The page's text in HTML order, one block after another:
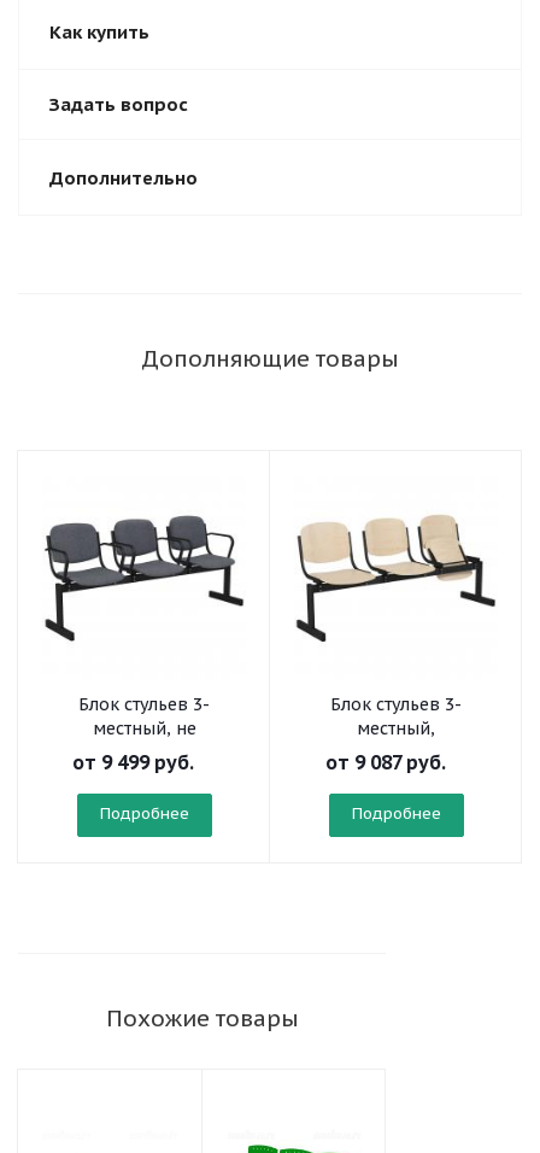
Как купить
Задать вопрос
Дополнительно
Дополняющие товары
Блок стульев 3-
местный, не
откидывающиеся
сиденья, с
подлокотниками
от 9 499 руб.
Подробнее
Блок стульев 3-
местный,
откидывающиеся
сиденья
от 9 087 руб.
Подробнее
Похожие товары